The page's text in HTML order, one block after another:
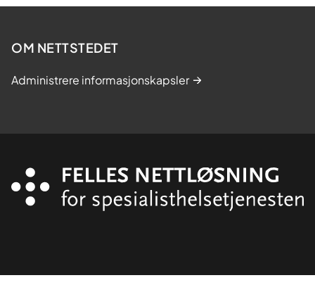
OM NETTSTEDET
Administrere informasjonskapsler
Organisasjon